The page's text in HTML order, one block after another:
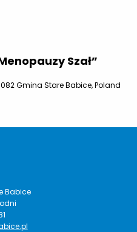
Szał”
Gmina Stare Babice, Poland
Babice